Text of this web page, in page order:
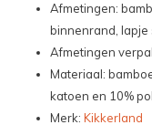
Afmetingen:
binnenrand, lapje
Afmetingen
Materiaal:
katoen en 10%
Merk: Kikkerland